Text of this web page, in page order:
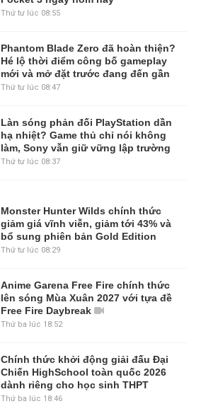
Thứ tư lúc 08:55
Phantom Blade Zero đã hoàn thiện?
Hé lộ thời điểm công bố gameplay
mới và mở đặt trước đang đến gần
Thứ tư lúc 08:47
Làn sóng phản đối PlayStation dần
hạ nhiệt? Game thủ chỉ nói không
làm, Sony vẫn giữ vững lập trường
Thứ tư lúc 08:37
Monster Hunter Wilds chính thức
giảm giá vĩnh viễn, giảm tới 43% và
bổ sung phiên bản Gold Edition
Thứ tư lúc 08:29
Anime Garena Free Fire chính thức
lên sóng Mùa Xuân 2027 với tựa đề
Free Fire Daybreak
Thứ ba lúc 18:52
Chính thức khởi động giải đấu Đại
Chiến HighSchool toàn quốc 2026
dành riêng cho học sinh THPT
Thứ ba lúc 18:46